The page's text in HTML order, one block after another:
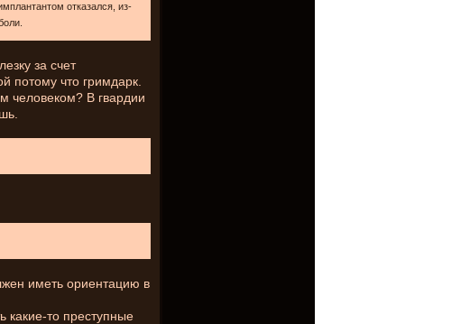
отказался, из-
за счет
потому что гримдарк.
человеком? В гвардии
иметь ориентацию в
какие-то преступные